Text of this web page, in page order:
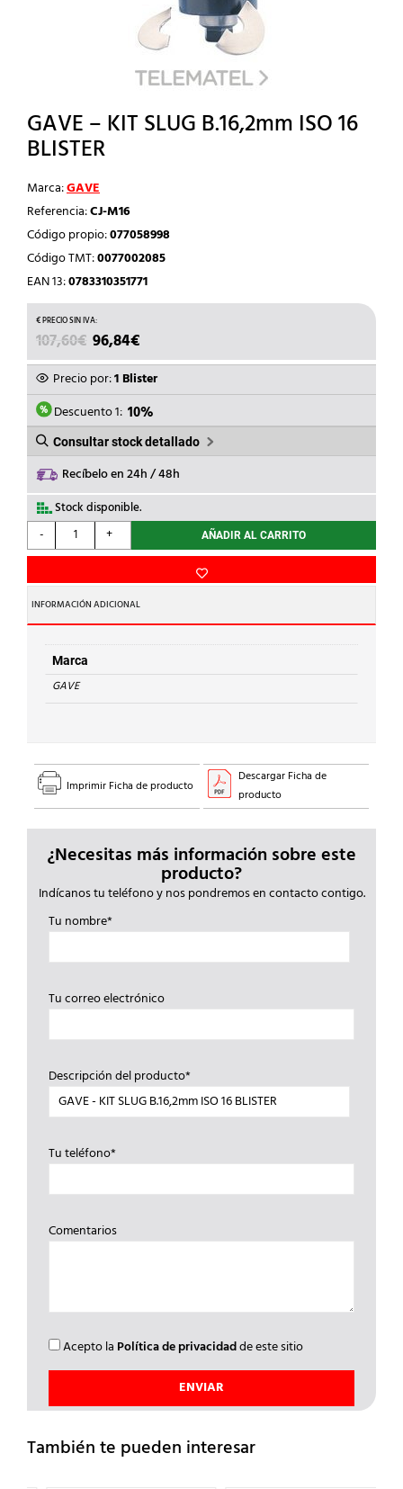
GAVE – KIT SLUG B.16,2mm ISO 16
BLISTER
Marca:GAVE
Referencia:CJ-M16
Código propio:077058998
Código TMT:0077002085
EAN 13:0783310351771
107,60€ EL
PRECIO
ORIGINAL
ERA:
107,60€.
96,84€
PRECIO
ACTUAL
ES:
96,84€.
Precio por:1 Blister
Descuento 1: 10%
Consultar stock detallado
Recíbelo en 24h / 48h
Stock disponible.
-
GAVE
-
SLUG
B.16,2mm
ISO
16
BLISTER
cantidad
+ AÑADIR AL CARRITO
INFORMACIÓN ADICIONAL
Marca
GAVE
Imprimir Ficha de producto
Descargar Ficha de
producto
¿Necesitas más información sobre este
producto?
Indícanos tu teléfono y nos pondremos en contacto contigo.
Tu nombre*
Tu correo electrónico
Descripción del producto*
Tu teléfono*
Comentarios
Acepto la Política de privacidadde este sitio
También te pueden interesar